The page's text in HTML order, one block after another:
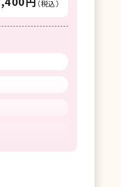
（税込）